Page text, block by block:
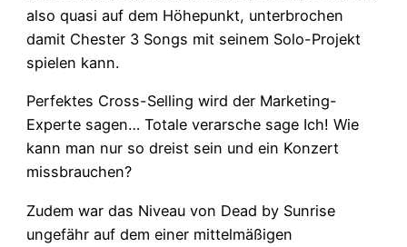
also quasi auf dem Höhepunkt, unterbrochen
damit Chester 3 Songs mit seinem Solo-Projekt
spielen kann.
Perfektes Cross-Selling wird der Marketing-
Experte sagen… Totale verarsche sage Ich! Wie
kann man nur so dreist sein und ein Konzert
missbrauchen?
Zudem war das Niveau von Dead by Sunrise
ungefähr auf dem einer mittelmäßigen